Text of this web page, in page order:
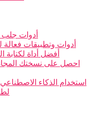
أدوات جلب
أدوات وتطبيقات فعالة
أفضل أداة لكتابة
احصل على نسختك
استخدام الذكاء